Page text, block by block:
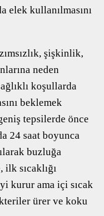
kullanılmasını
şişkinlik,
neden
koşullarda
beklemek
tepsilerde önce
24 saat boyunca
buzluğa
ilk sıcaklığı
kurur ama içi sıcak
ürer ve koku